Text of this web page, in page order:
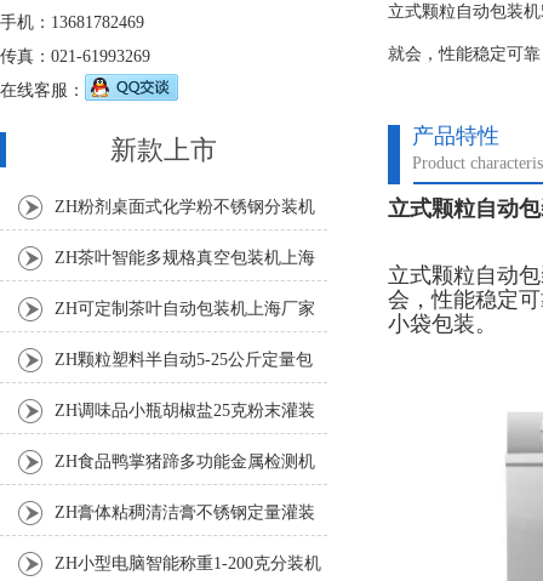
立式颗粒自动包装
就会，性能稳定可
产品特性
Product
立式颗粒自动
立式颗粒自动
会，性能稳定
小袋包装。
手机：13681782469
传真：021-61993269
在线客服：
新款上市
ZH粉剂桌面式化学粉不锈钢分装机
ZH茶叶智能多规格真空包装机上海
厂家 ZH可定制茶叶自动包装机上海厂家
ZH颗粒塑料半自动5-25公斤定量包
装机 ZH调味品小瓶胡椒盐25克粉末灌装
ZH食品鸭掌猪蹄多功能金属检测机
ZH膏体粘稠清洁膏不锈钢定量灌装
机厂家 ZH小型电脑智能称重1-200克分装机